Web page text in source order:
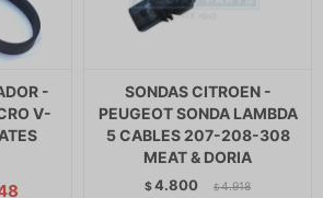
-
V-
SONDAS CITROEN -
PEUGEOT SONDA LAMBDA
5 CABLES 207-208-308
MEAT & DORIA
$4.800 $ 4.918